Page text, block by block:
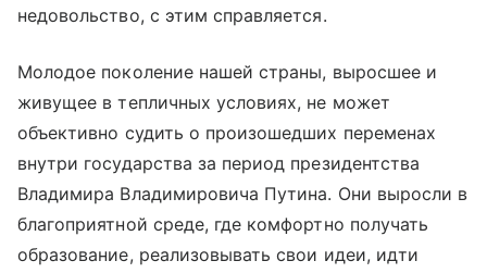
недовольство, с этим справляется.
Молодое поколение нашей страны, выросшее и
живущее в тепличных условиях, не может
объективно судить о произошедших переменах
внутри государства за период президентства
Владимира Владимировича Путина. Они выросли в
благоприятной среде, где комфортно получать
образование, реализовывать свои идеи, идти